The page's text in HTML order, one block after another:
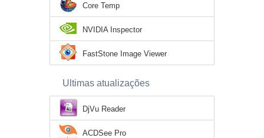
Core Temp
NVIDIA Inspector
FastStone Image Viewer
Ultimas atualizações
DjVu Reader
ACDSee Pro